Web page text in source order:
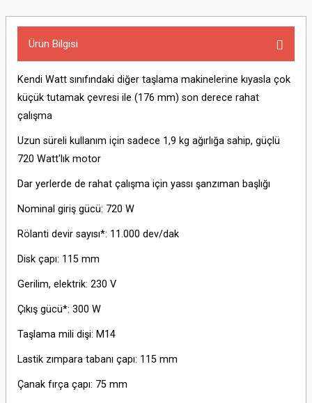
Ürün Bilgisi
Kendi Watt sınıfındaki diğer taşlama makinelerine kıyasla çok
küçük tutamak çevresi ile (176 mm) son derece rahat
çalışma
Uzun süreli kullanım için sadece 1,9 kg ağırlığa sahip, güçlü
720 Watt'lık motor
Dar yerlerde de rahat çalışma için yassı şanzıman başlığı
Nominal giriş gücü: 720 W
Rölanti devir sayısı*: 11.000 dev/dak
Disk çapı: 115 mm
Gerilim, elektrik: 230 V
Çıkış gücü*: 300 W
Taşlama mili dişi: M14
Lastik zımpara tabanı çapı: 115 mm
Çanak fırça çapı: 75 mm